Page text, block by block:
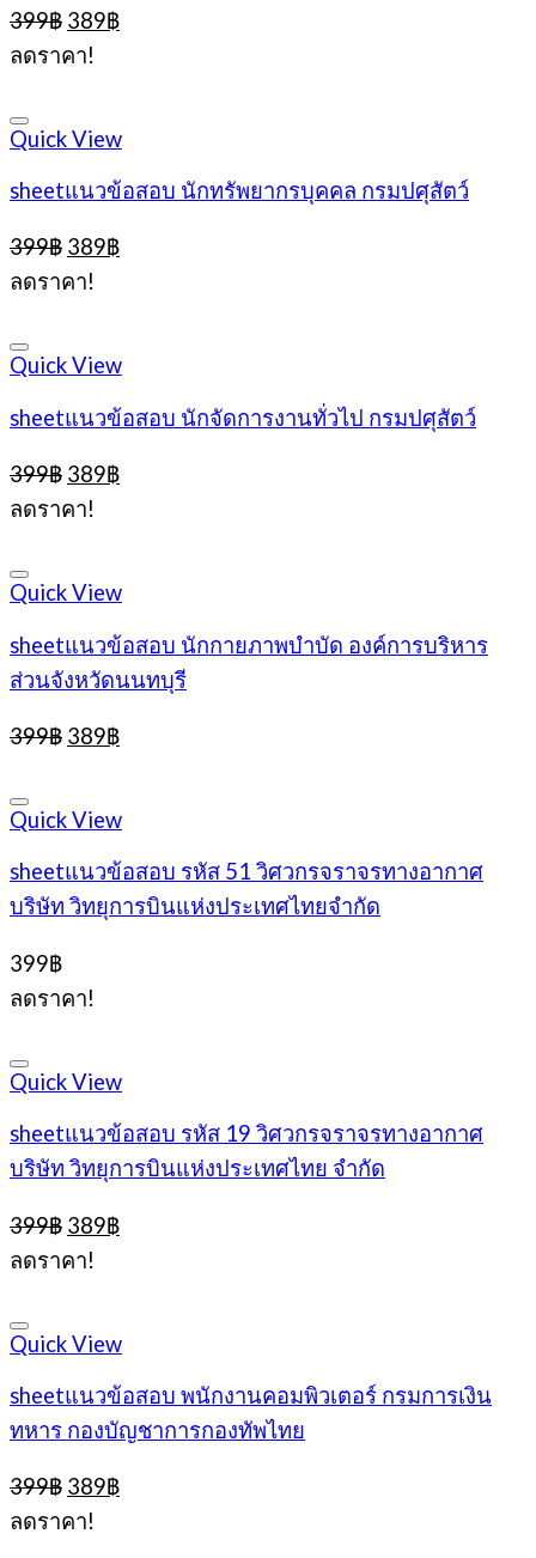
399฿ Original
price
was:
389฿Current
ลดราคา!
Quick View
sheetแนวข้อสอบ นักทรัพยากรบุคคล กรมปศุสัตว์
399฿ Original
price
was:
389฿Current
ลดราคา!
Quick View
sheetแนวข้อสอบ นักจัดการงานทั่วไป กรมปศุสัตว์
399฿ Original
price
was:
389฿Current
ลดราคา!
Quick View
sheetแนวข้อสอบ นักกายภาพบำบัด องค์การบริหาร
ส่วนจังหวัดนนทบุรี
399฿ Original
399฿.
389฿Current
389฿.
Quick View
sheetแนวข้อสอบ รหัส 51 วิศวกรจราจรทางอากาศ
บริษัท วิทยุการบินแห่งประเทศไทยจำกัด
399฿
ลดราคา!
Quick View
sheetแนวข้อสอบ รหัส 19 วิศวกรจราจรทางอากาศ
บริษัท วิทยุการบินแห่งประเทศไทย จำกัด
399฿ Original
price
was:
389฿Current
ลดราคา!
Quick View
sheetแนวข้อสอบ พนักงานคอมพิวเตอร์ กรมการเงิน
ทหาร กองบัญชาการกองทัพไทย
399฿ Original
price
was:
389฿Current
ลดราคา!